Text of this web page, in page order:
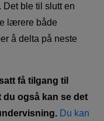
. Det ble til slutt en
lærere både
å delta på neste
få tilgang til
også kan se det
Du kan